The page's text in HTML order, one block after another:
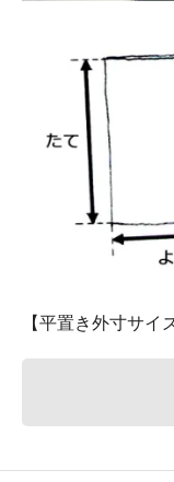
【平置き外寸サイ